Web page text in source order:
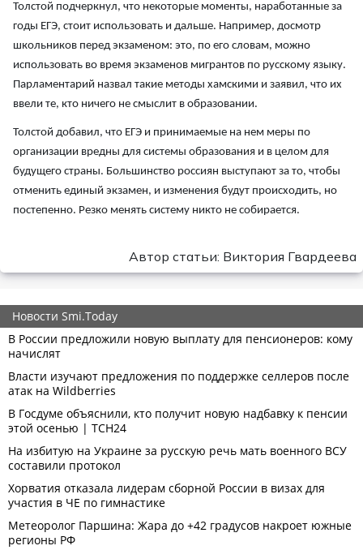
Толстой подчеркнул, что некоторые моменты, наработанные за
годы ЕГЭ, стоит использовать и дальше. Например, досмотр
школьников перед экзаменом: это, по его словам, можно
использовать во время экзаменов мигрантов по русскому языку.
Парламентарий назвал такие методы хамскими и заявил, что их
ввели те, кто ничего не смыслит в образовании.
Толстой добавил, что ЕГЭ и принимаемые на нем меры по
организации вредны для системы образования и в целом для
будущего страны. Большинство россиян выступают за то, чтобы
отменить единый экзамен, и изменения будут происходить, но
постепенно. Резко менять систему никто не собирается.
Автор статьи: Виктория Гвардеева